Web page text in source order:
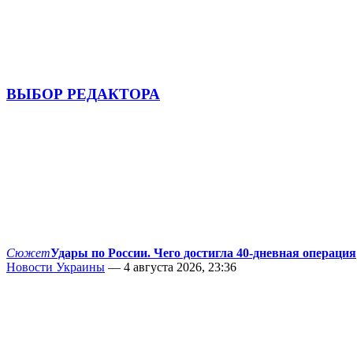
ВЫБОР РЕДАКТОРА
СюжетУдары по России. Чего достигла 40-дневная операция
Новости Украины — 4 августа 2026, 23:36